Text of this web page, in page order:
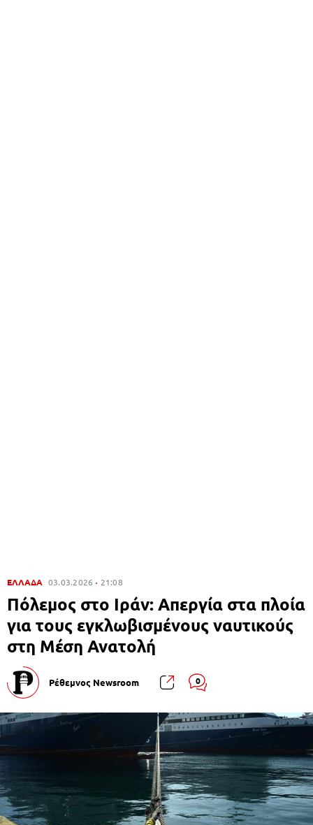
ΕΛΛΑΔΑ 03.03.2026 21:08
Πόλεμος στο Ιράν: Απεργία στα πλοία
για τους εγκλωβισμένους ναυτικούς
στη Μέση Ανατολή
Ρέθεμνος Newsroom 0